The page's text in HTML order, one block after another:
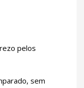
pelos
sem